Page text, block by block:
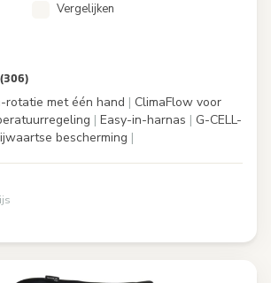
Vergelijken
(306)
rotatie met één hand | ClimaFlow voor
| Easy-in-harnas | G-CELL-
bescherming |